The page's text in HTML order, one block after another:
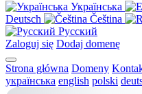
Українська
Deutsch
Čeština
Русский
Zaloguj się Dodaj domenę
Strona główna Domeny
українська english polski